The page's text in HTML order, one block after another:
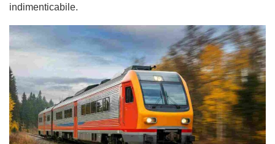
indimenticabile.